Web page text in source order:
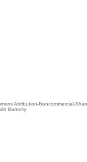
Attribution-Noncommercial-
Barecity